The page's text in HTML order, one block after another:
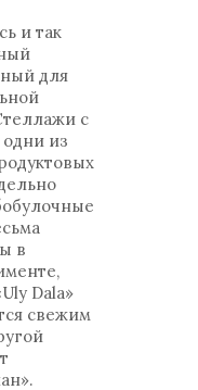
и так
для
с
из
в
Dala»
свежим